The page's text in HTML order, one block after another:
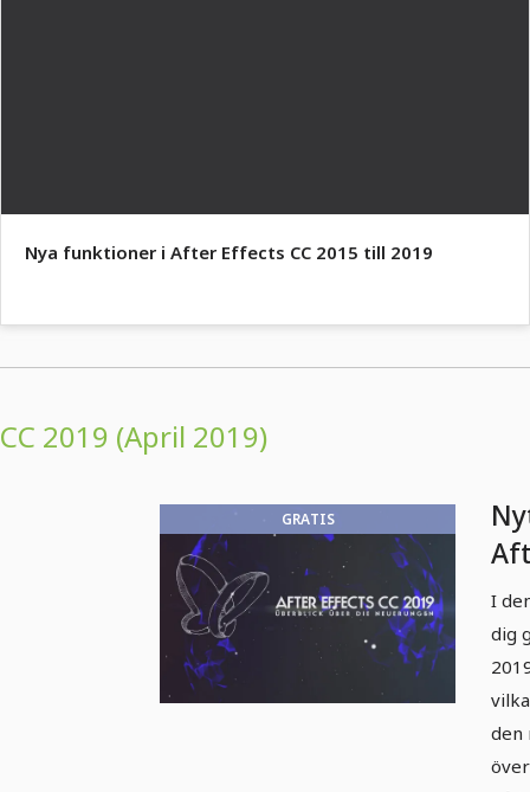
Nya funktioner i After Effects CC 2015 till 2019
CC 2019 (April 2019)
GRATIS
I
dig
den